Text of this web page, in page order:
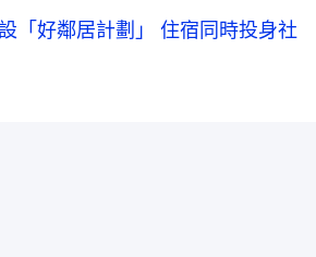
「好鄰居計劃」 住宿同時投身社